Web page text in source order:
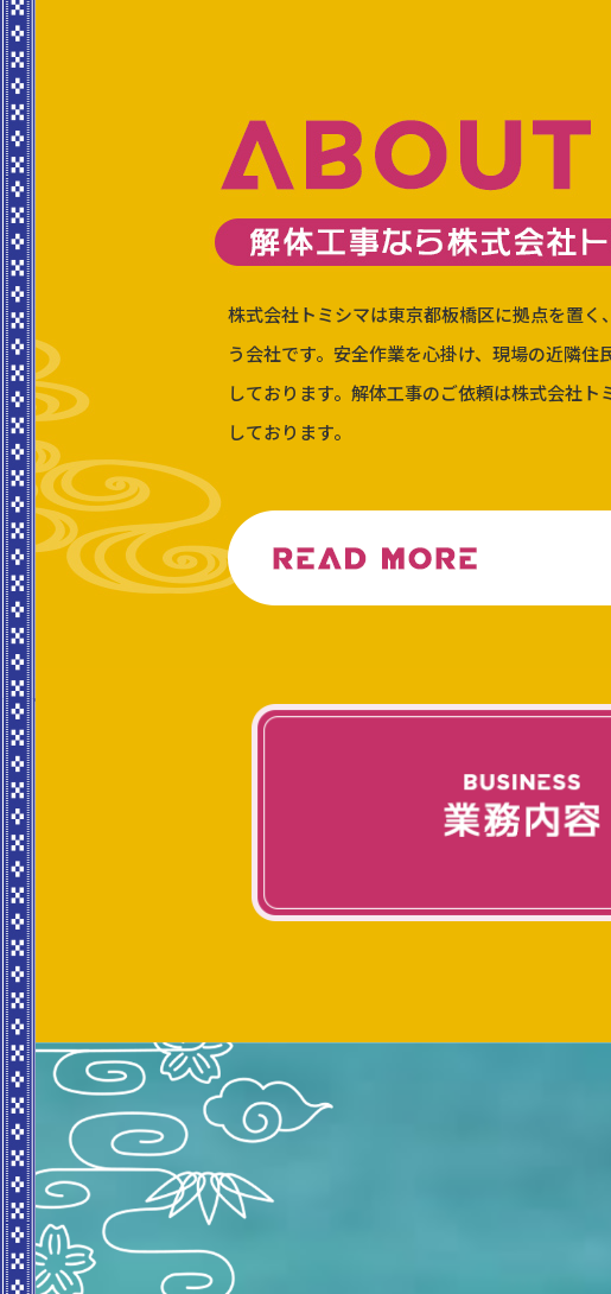
株式会社トミシマは東京都板橋区に拠点を置く
う会社です。安全作業を心掛け、現場の近隣住
しております。解体工事のご依頼は株式会社ト
しております。